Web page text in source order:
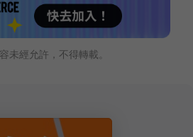
未經允許，不得轉載。